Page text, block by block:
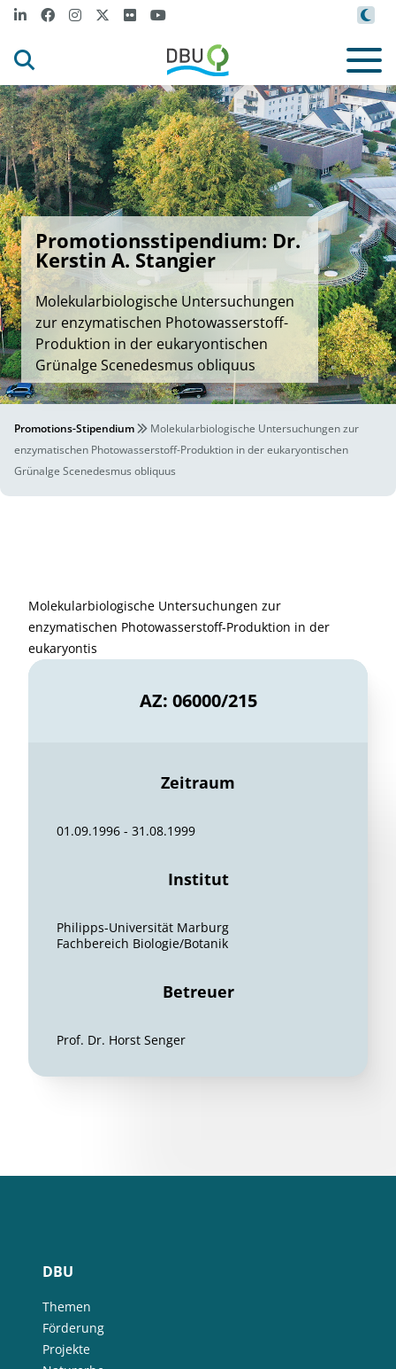
Promotionsstipendium: Dr.
Kerstin A. Stangier
Molekularbiologische Untersuchungen
zur enzymatischen Photowasserstoff-
Produktion in der eukaryontischen
Grünalge Scenedesmus obliquus
Promotions-Stipendium
Molekularbiologische Untersuchungen zur
enzymatischen Photowasserstoff-Produktion in der eukaryontischen
Grünalge Scenedesmus obliquus
Molekularbiologische Untersuchungen zur
enzymatischen Photowasserstoff-Produktion in der
eukaryontis
AZ: 06000/215
Zeitraum
01.09.1996 - 31.08.1999
Institut
Philipps-Universität Marburg
Fachbereich Biologie/Botanik
Betreuer
Prof. Dr. Horst Senger
DBU
Themen
Förderung
Projekte